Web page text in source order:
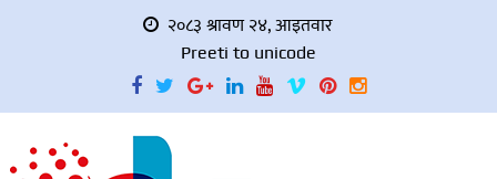
२०८३ श्रावण २४, आइतवार
Preeti to unicode